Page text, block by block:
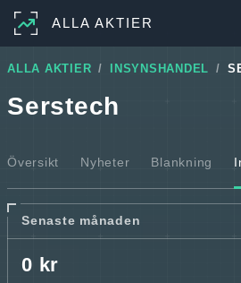
ALLA AKTIER
ALLA AKTIER INSYNSHANDEL
Serstech
Översikt Nyheter Blankning
Senaste månaden
0 kr